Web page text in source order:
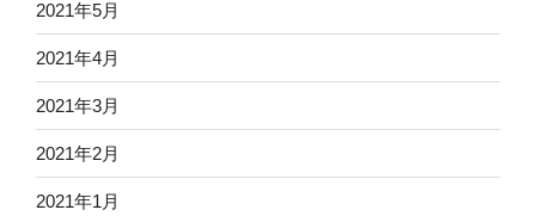
2021年5月
2021年4月
2021年3月
2021年2月
2021年1月